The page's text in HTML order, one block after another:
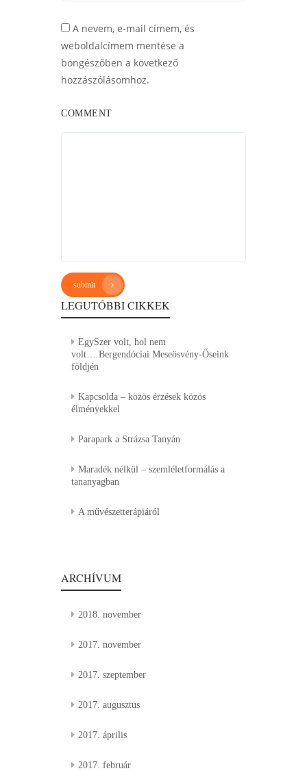
A nevem, e-mail címem, és
weboldalcímem mentése a
böngészőben a következő
hozzászólásomhoz.
COMMENT
submit
LEGUTÓBBI CIKKEK
EgySzer volt, hol nem
volt….Bergendóciai Meseösvény-Őseink
földjén
Kapcsolda – közös érzések közös
élményekkel
Parapark a Strázsa Tanyán
Maradék nélkül – szemléletformálás a
tananyagban
A művészetterápiáról
ARCHÍVUM
2018. november
2017. november
2017. szeptember
2017. augusztus
2017. április
2017. február